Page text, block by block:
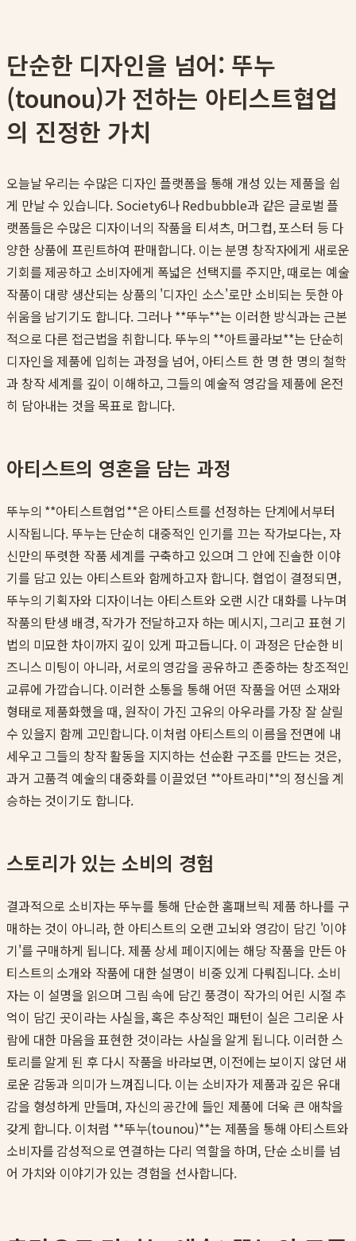
단순한 디자인을 넘어: 뚜누
(tounou)가 전하는 아티스트협업
의 진정한 가치
오늘날 우리는 수많은 디자인 플랫폼을 통해 개성 있는 제품을 쉽
게 만날 수 있습니다. Society6나 Redbubble과 같은 글로벌 플
랫폼들은 수많은 디자이너의 작품을 티셔츠, 머그컵, 포스터 등 다
양한 상품에 프린트하여 판매합니다. 이는 분명 창작자에게 새로운
기회를 제공하고 소비자에게 폭넓은 선택지를 주지만, 때로는 예술
작품이 대량 생산되는 상품의 '디자인 소스'로만 소비되는 듯한 아
쉬움을 남기기도 합니다. 그러나 **뚜누**는 이러한 방식과는 근본
적으로 다른 접근법을 취합니다. 뚜누의 **아트콜라보**는 단순히
디자인을 제품에 입히는 과정을 넘어, 아티스트 한 명 한 명의 철학
과 창작 세계를 깊이 이해하고, 그들의 예술적 영감을 제품에 온전
히 담아내는 것을 목표로 합니다.
아티스트의 영혼을 담는 과정
뚜누의 **아티스트협업**은 아티스트를 선정하는 단계에서부터
시작됩니다. 뚜누는 단순히 대중적인 인기를 끄는 작가보다는, 자
신만의 뚜렷한 작품 세계를 구축하고 있으며 그 안에 진솔한 이야
기를 담고 있는 아티스트와 함께하고자 합니다. 협업이 결정되면,
뚜누의 기획자와 디자이너는 아티스트와 오랜 시간 대화를 나누며
작품의 탄생 배경, 작가가 전달하고자 하는 메시지, 그리고 표현 기
법의 미묘한 차이까지 깊이 있게 파고듭니다. 이 과정은 단순한 비
즈니스 미팅이 아니라, 서로의 영감을 공유하고 존중하는 창조적인
교류에 가깝습니다. 이러한 소통을 통해 어떤 작품을 어떤 소재와
형태로 제품화했을 때, 원작이 가진 고유의 아우라를 가장 잘 살릴
수 있을지 함께 고민합니다. 이처럼 아티스트의 이름을 전면에 내
세우고 그들의 창작 활동을 지지하는 선순환 구조를 만드는 것은,
과거 고품격 예술의 대중화를 이끌었던 **아트라미**의 정신을 계
승하는 것이기도 합니다.
스토리가 있는 소비의 경험
결과적으로 소비자는 뚜누를 통해 단순한 홈패브릭 제품 하나를 구
매하는 것이 아니라, 한 아티스트의 오랜 고뇌와 영감이 담긴 '이야
기'를 구매하게 됩니다. 제품 상세 페이지에는 해당 작품을 만든 아
티스트의 소개와 작품에 대한 설명이 비중 있게 다뤄집니다. 소비
자는 이 설명을 읽으며 그림 속에 담긴 풍경이 작가의 어린 시절 추
억이 담긴 곳이라는 사실을, 혹은 추상적인 패턴이 실은 그리운 사
람에 대한 마음을 표현한 것이라는 사실을 알게 됩니다. 이러한 스
토리를 알게 된 후 다시 작품을 바라보면, 이전에는 보이지 않던 새
로운 감동과 의미가 느껴집니다. 이는 소비자가 제품과 깊은 유대
감을 형성하게 만들며, 자신의 공간에 들인 제품에 더욱 큰 애착을
갖게 합니다. 이처럼 **뚜누(tounou)**는 제품을 통해 아티스트와
소비자를 감성적으로 연결하는 다리 역할을 하며, 단순 소비를 넘
어 가치와 이야기가 있는 경험을 선사합니다.